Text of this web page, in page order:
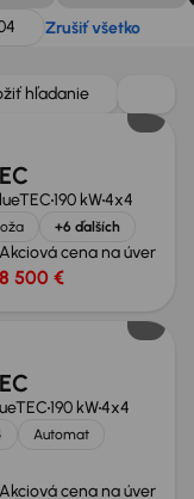
Zrušiť všetko
hľadanie
190 kW4x4
+6 ďalších
Akciová cena na úver
8 500 €
190 kW4x4
Automat
Akciová cena na úver